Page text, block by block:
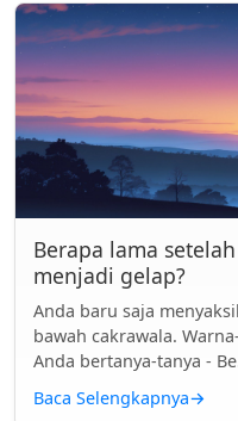
Berapa lama
menjadi gelap?
Anda baru saja
bawah cakrawala.
Anda bertanya-tanya -
Baca Selengkapnya→